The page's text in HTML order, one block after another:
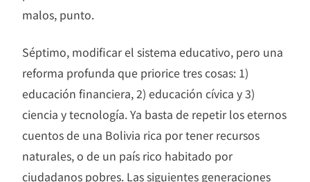
malos, punto.
Séptimo, modificar el sistema educativo, pero una
reforma profunda que priorice tres cosas: 1)
educación financiera, 2) educación cívica y 3)
ciencia y tecnología. Ya basta de repetir los eternos
cuentos de una Bolivia rica por tener recursos
naturales, o de un país rico habitado por
ciudadanos pobres. Las siguientes generaciones